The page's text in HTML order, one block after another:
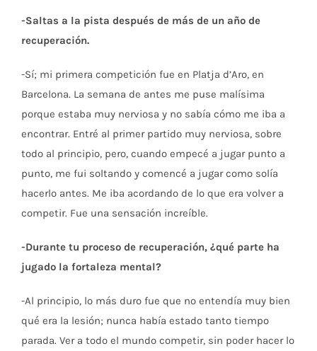
-Saltas a la pista después de más de un año de
recuperación.
-Sí; mi primera competición fue en Platja d’Aro, en
Barcelona. La semana de antes me puse malísima
porque estaba muy nerviosa y no sabía cómo me iba a
encontrar. Entré al primer partido muy nerviosa, sobre
todo al principio, pero, cuando empecé a jugar punto a
punto, me fui soltando y comencé a jugar como solía
hacerlo antes. Me iba acordando de lo que era volver a
competir. Fue una sensación increíble.
-Durante tu proceso de recuperación, ¿qué parte ha
jugado la fortaleza mental?
-Al principio, lo más duro fue que no entendía muy bien
qué era la lesión; nunca había estado tanto tiempo
parada. Ver a todo el mundo competir, sin poder hacer lo